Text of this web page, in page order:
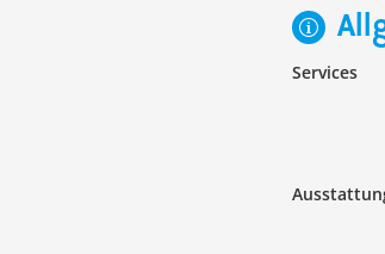
Services